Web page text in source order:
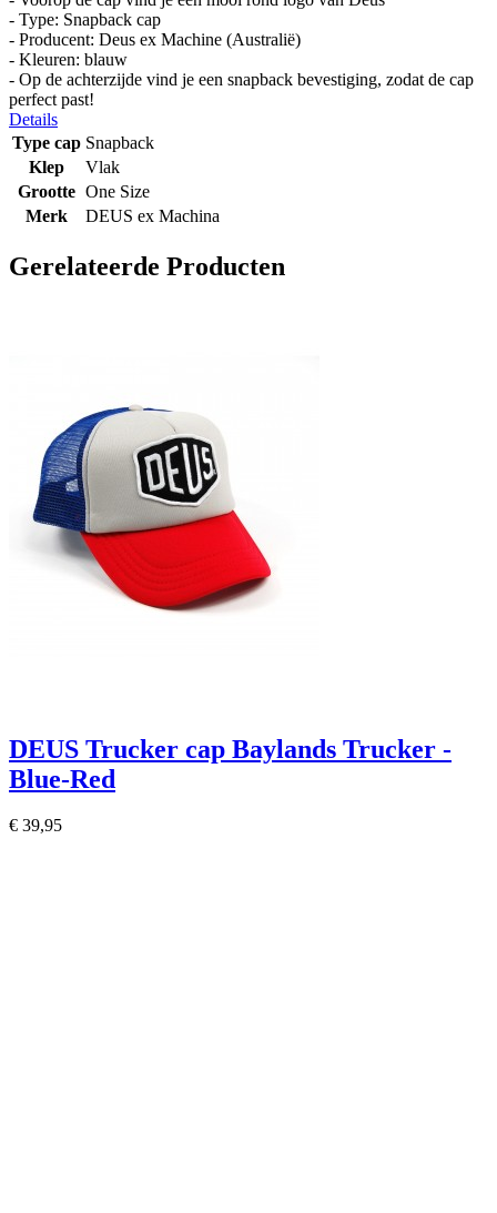
- Type: Snapback cap
- Producent: Deus ex Machine (Australië)
- Kleuren: blauw
- Op de achterzijde vind je een snapback bevestiging, zodat de cap
perfect past!
Details
Type cap Snapback
Klep
Vlak
Grootte One Size
Merk
DEUS ex Machina
Gerelateerde Producten
DEUS Trucker cap Baylands Trucker -
Blue-Red
€ 39,95